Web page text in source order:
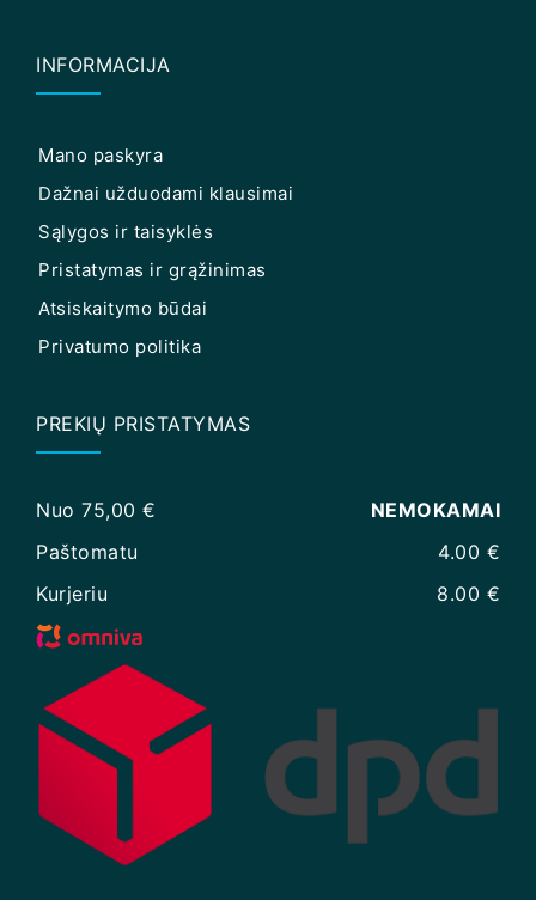
INFORMACIJA
Mano paskyra
Dažnai užduodami klausimai
Sąlygos ir taisyklės
Pristatymas ir grąžinimas
Atsiskaitymo būdai
Privatumo politika
PREKIŲ PRISTATYMAS
Nuo 75,00 €
NEMOKAMAI
Paštomatu
4.00 €
Kurjeriu
8.00 €